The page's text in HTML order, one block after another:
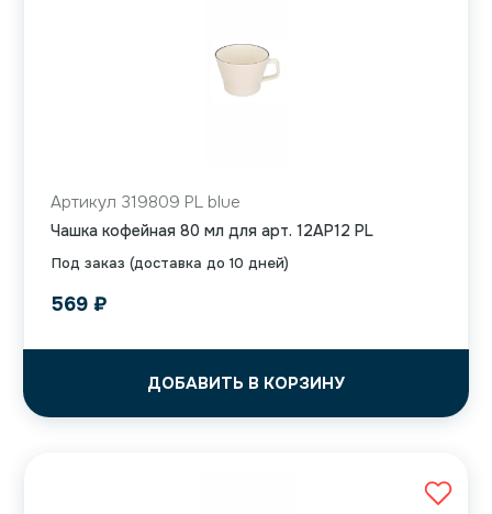
Под заказ (доставка до 10 дней)
Артикул 319809 PL blue
Чашка кофейная 80 мл для арт. 12AP12 PL
569 ₽
ДОБАВИТЬ В КОРЗИНУ